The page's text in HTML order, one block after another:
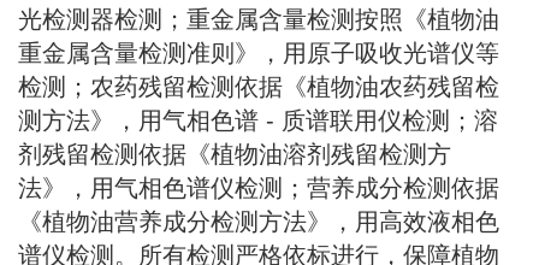
光检测器检测；重金属含量检测按照《植物油
重金属含量检测准则》，用原子吸收光谱仪等
检测；农药残留检测依据《植物油农药残留检
测方法》，用气相色谱 - 质谱联用仪检测；溶
剂残留检测依据《植物油溶剂残留检测方
法》，用气相色谱仪检测；营养成分检测依据
《植物油营养成分检测方法》，用高效液相色
谱仪检测。所有检测严格依标进行，保障植物